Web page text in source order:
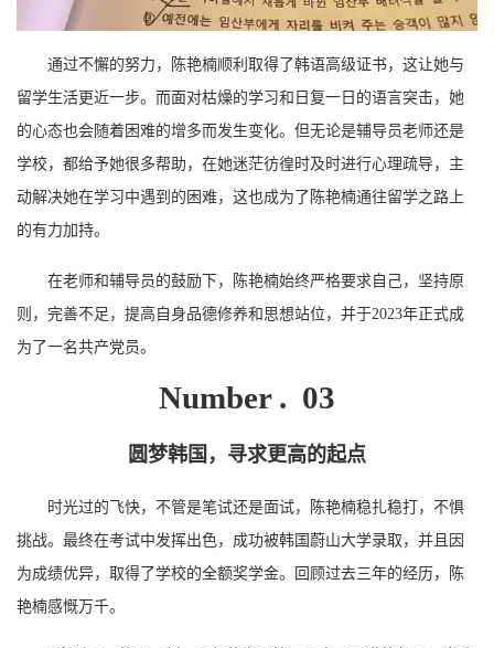
通过不懈的努力，陈艳楠顺利取得了韩语高级证书，这让她与
留学生活更近一步。而面对枯燥的学习和日复一日的语言突击，她
的心态也会随着困难的增多而发生变化。但无论是辅导员老师还是
学校，都给予她很多帮助，在她迷茫彷徨时及时进行心理疏导，主
动解决她在学习中遇到的困难，这也成为了陈艳楠通往留学之路上
的有力加持。
在老师和辅导员的鼓励下，陈艳楠始终严格要求自己，坚持原
则，完善不足，提高自身品德修养和思想站位，并于2023年正式成
为了一名共产党员。
Number . 03
圆梦韩国，寻求更高的起点
时光过的飞快，不管是笔试还是面试，陈艳楠稳扎稳打，不惧
挑战。最终在考试中发挥出色，成功被韩国蔚山大学录取，并且因
为成绩优异，取得了学校的全额奖学金。回顾过去三年的经历，陈
艳楠感慨万千。